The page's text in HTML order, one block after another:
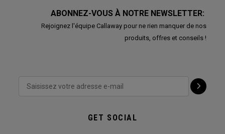
ABONNEZ-VOUS À NOTRE NEWSLETTER:
Rejoignez l'équipe Callaway pour ne rien manquer de nos
produits, offres et conseils !
GET SOCIAL